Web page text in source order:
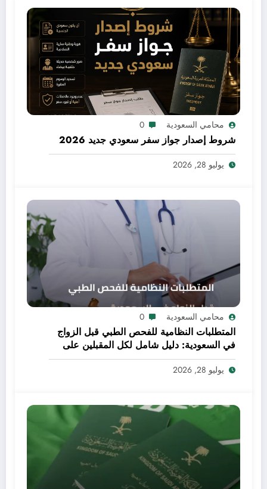
محامي السعودية 0
شروط إصدار جواز سفر سعودي جديد 2026
يوليو 28, 2026
محامي السعودية 0
المتطلبات النظامية للفحص الطبي قبل الزواج
في السعودية: دليل شامل لكل المقبلين على
الزواج
يوليو 28, 2026